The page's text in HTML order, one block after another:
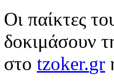
Οι παίκτες
δοκιμάσουν
στο tzoker.gr